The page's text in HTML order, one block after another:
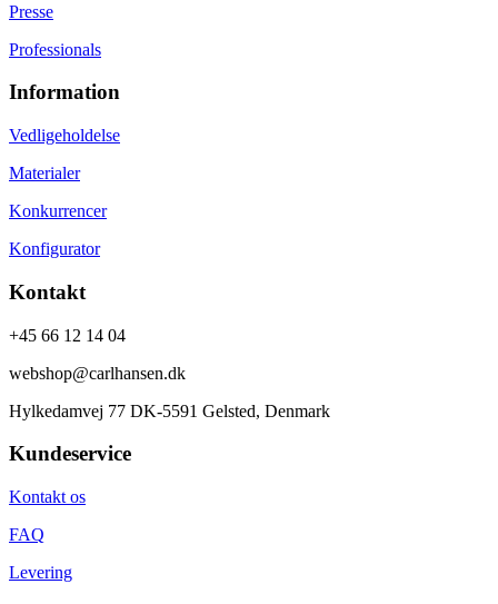
Presse
Professionals
Information
Vedligeholdelse
Materialer
Konkurrencer
Konfigurator
Kontakt
+45 66 12 14 04
webshop@carlhansen.dk
Hylkedamvej 77 DK-5591 Gelsted, Denmark
Kundeservice
Kontakt os
FAQ
Levering